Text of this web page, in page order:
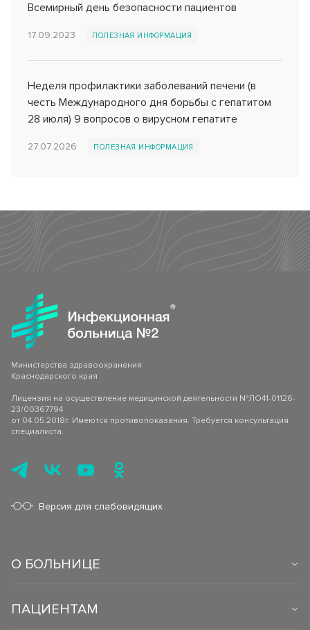
Всемирный день безопасности пациентов
17.09.2023 ПОЛЕЗНАЯ ИНФОРМАЦИЯ
Неделя профилактики заболеваний печени (в
честь Международного дня борьбы с гепатитом
28 июля) 9 вопросов о вирусном гепатите
27.07.2026 ПОЛЕЗНАЯ ИНФОРМАЦИЯ
Министерства здравоохранения
Краснодарского края
Лицензия на осуществление медицинской деятельности №ЛО41-01126-
23/00367794
от 04.05.2018г. Имеются противопоказания. Требуется консультация
специалиста.
Версия для слабовидящих
О БОЛЬНИЦЕ
ПАЦИЕНТАМ